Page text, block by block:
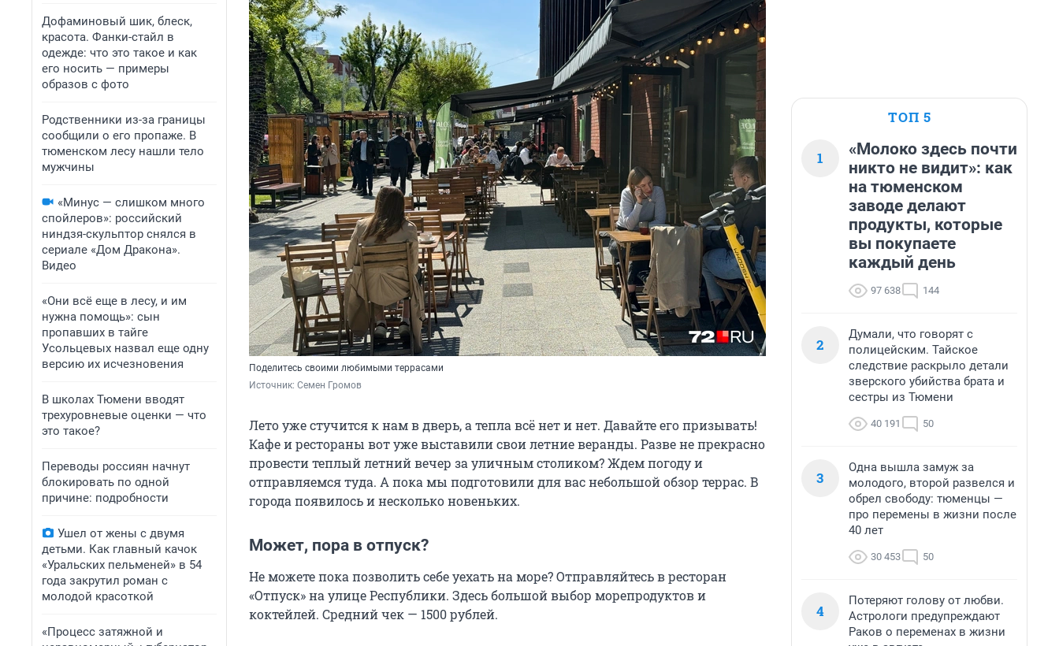
Дофаминовый шик, блеск,
красота. Фанки-стайл в
одежде: что это такое и как
его носить — примеры
образов с фото
Родственники из-за границы
сообщили о его пропаже. В
тюменском лесу нашли тело
мужчины
«Минус — слишком много
спойлеров»: российский
ниндзя-скульптор снялся в
сериале «Дом Дракона».
Видео
«Они всё еще в лесу, и им
нужна помощь»: сын
пропавших в тайге
Усольцевых назвал еще одну
версию их исчезновения
В школах Тюмени вводят
трехуровневые оценки — что
это такое?
Переводы россиян начнут
блокировать по одной
причине: подробности
Ушел от жены с двумя
детьми. Как главный качок
«Уральских пельменей» в 54
года закрутил роман с
молодой красоткой
«Процесс затяжной и
Поделитесь своими любимыми террасами
Источник: Семен Громов
Лето уже стучится к нам в дверь, а тепла всё нет и нет. Давайте его призывать!
Кафе и рестораны вот уже выставили свои летние веранды. Разве не прекрасно
провести теплый летний вечер за уличным столиком? Ждем погоду и
отправляемся туда. А пока мы подготовили для вас небольшой обзор террас. В
города появилось и несколько новеньких.
Может, пора в отпуск?
Не можете пока позволить себе уехать на море? Отправляйтесь в ресторан
«Отпуск» на улице Республики. Здесь большой выбор морепродуктов и
коктейлей. Средний чек — 1500 рублей.
ТОП 5
1
«Молоко здесь почти
никто не видит»: как
на тюменском
заводе делают
продукты, которые
вы покупаете
каждый день
97 638 144
2
Думали, что говорят с
полицейским. Тайское
следствие раскрыло детали
зверского убийства брата и
сестры из Тюмени
40 191 50
3
Одна вышла замуж за
молодого, второй развелся и
обрел свободу: тюменцы —
про перемены в жизни после
40 лет
30 453 50
4
Потеряют голову от любви.
Астрологи предупреждают
Раков о переменах в жизни